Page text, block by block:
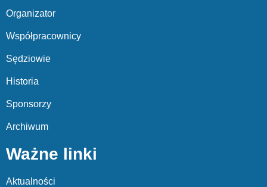
Organizator
Współpracownicy
Sędziowie
Historia
Sponsorzy
Archiwum
Ważne linki
Aktualności